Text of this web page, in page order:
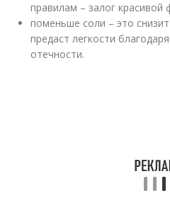
правилам – залог красивой
поменьше соли – это снизит
предаст легкости
отечности.